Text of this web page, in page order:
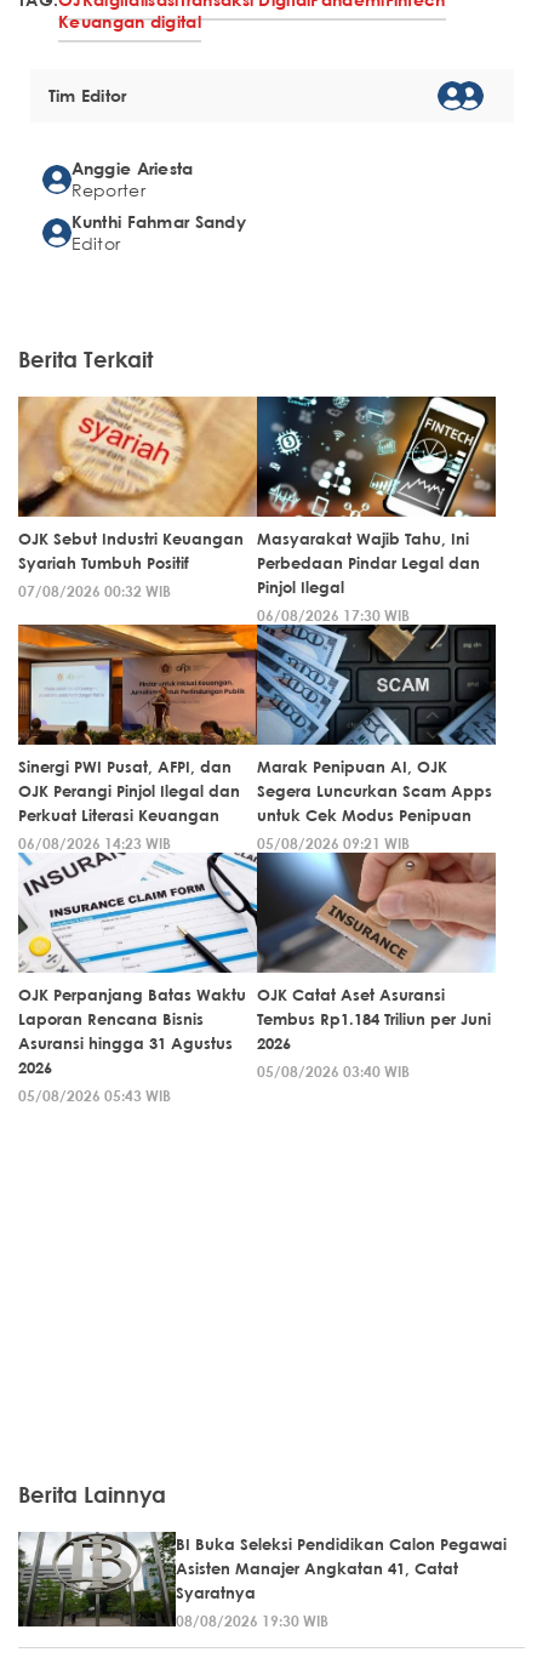
Keuangan digital
Tim Editor
Anggie Ariesta
Reporter
Kunthi Fahmar Sandy
Editor
Berita Terkait
OJK Sebut Industri Keuangan
Syariah Tumbuh Positif
07/08/2026 00:32 WIB
Masyarakat Wajib Tahu, Ini
Perbedaan Pindar Legal dan
Pinjol Ilegal
06/08/2026 17:30 WIB
Sinergi PWI Pusat, AFPI, dan
OJK Perangi Pinjol Ilegal dan
Perkuat Literasi Keuangan
06/08/2026 14:23 WIB
Marak Penipuan AI, OJK
Segera Luncurkan Scam Apps
untuk Cek Modus Penipuan
05/08/2026 09:21 WIB
OJK Perpanjang Batas Waktu
Laporan Rencana Bisnis
Asuransi hingga 31 Agustus
2026
05/08/2026 05:43 WIB
OJK Catat Aset Asuransi
Tembus Rp1.184 Triliun per Juni
2026
05/08/2026 03:40 WIB
Berita Lainnya
BI Buka Seleksi Pendidikan Calon Pegawai
Asisten Manajer Angkatan 41, Catat
Syaratnya
08/08/2026 19:30 WIB